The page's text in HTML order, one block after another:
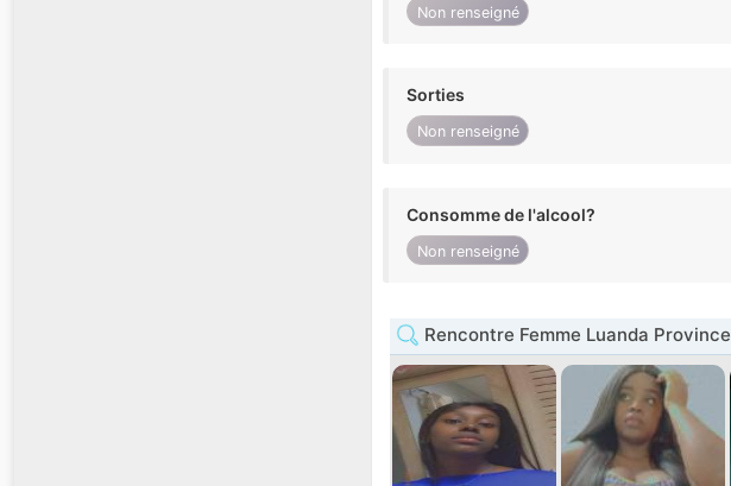
Non renseigné
Sorties
Non renseigné
Consomme de l'alcool?
Non renseigné
Rencontre Femme Luanda Province